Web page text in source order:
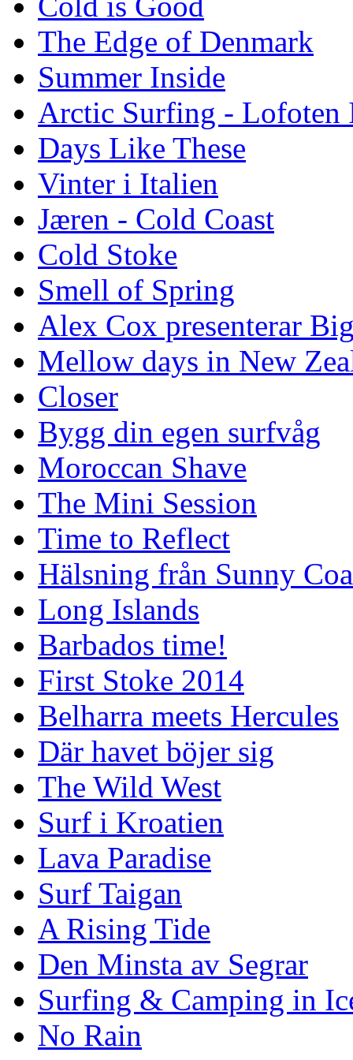
The Edge of Denmark
Summer Inside
Arctic Surfing - Lofoten
Days Like These
Vinter i Italien
Jæren - Cold Coast
Cold Stoke
Smell of Spring
Alex Cox presenterar
Mellow days in New
Closer
Bygg din egen surfvåg
Moroccan Shave
The Mini Session
Time to Reflect
Hälsning från Sunny
Long Islands
Barbados time!
First Stoke 2014
Belharra meets Hercules
Där havet böjer sig
The Wild West
Surf i Kroatien
Lava Paradise
Surf Taigan
A Rising Tide
Den Minsta av Segrar
Surfing & Camping in
No Rain